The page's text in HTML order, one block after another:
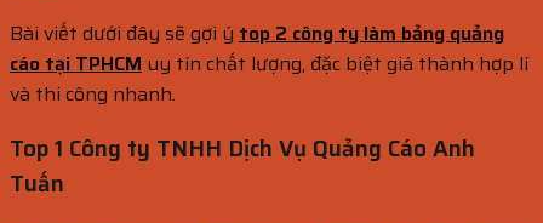
Bài viết dưới đây sẽ gợi ý top 2 công ty làm bảng quảng
cáo tại TPHCM uy tín chất lượng, đặc biệt giá thành hợp lí
và thi công nhanh.
Top 1 Công ty TNHH Dịch Vụ Quảng Cáo Anh
Tuấn